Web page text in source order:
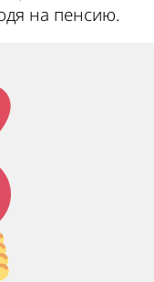
на пенсию.